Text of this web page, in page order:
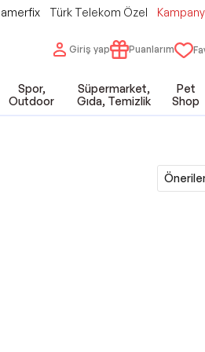
Türk Telekom Özel
Giriş yap Puanlarım
Spor,
Outdoor
Süpermarket,
Gıda, Temizlik
Pet
Shop